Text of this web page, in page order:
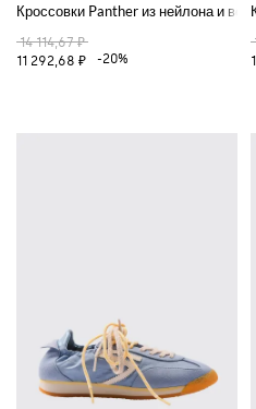
Кроссовки Panther из нейлона и
14 114,67 ₽
11 292,68 ₽
-20%